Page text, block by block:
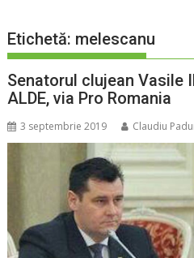
Etichetă: melescanu
Senatorul clujean Vasile
ALDE, via Pro Romania
3 septembrie 2019 Claudiu